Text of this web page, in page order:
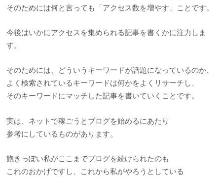
そのためには何と言っても「アクセス数を増やす」ことです。
今後はいかにアクセスを集められる記事を書くかに注力しま
す。
そのためには、どういうキーワードが話題になっているのか、
よく検索されているキーワードは何かをよくリサーチし、
そのキーワードにマッチした記事を書いていくことです。
実は、ネットで稼ごうとブログを始めるにあたり
参考にしているものがあります。
飽きっぽい私がここまでブログを続けられたのも
これのおかげですし、これから私がやろうとしている